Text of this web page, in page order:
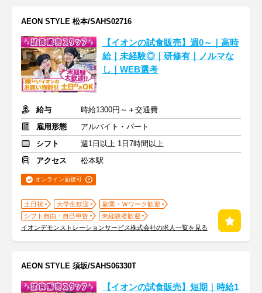
AEON STYLE 松本/SAHS02716
【イオンの試食販売】週0～｜高時
給｜未経験◎｜研修有｜ノルマな
し｜WEB選考
給与
時給1300円～＋交通費
雇用形態
アルバイト・パート
シフト
週1日以上 1日7時間以上
アクセス
松本駅
オンライン面接可
土日祝 大学生歓迎
副業・Ｗワーク歓迎
シフト自由・自己申告
未経験者歓迎
イオンデモンストレーションサービス株式会社の求人一覧を見る
AEON STYLE 須坂/SAHS06330T
【イオンの試食販売】短期｜時給1